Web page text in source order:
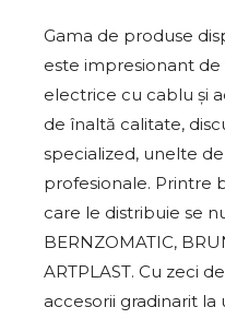
Gama de produse
este impresionant de
electrice cu cablu și
de înaltă calitate,
specialized, unelte
profesionale. Printre
care le distribuie se
BERNZOMATIC,
ARTPLAST. Cu zeci
accesorii gradinarit